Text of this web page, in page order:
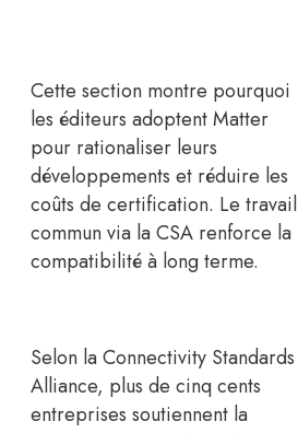
Cette section montre pourquoi
les éditeurs adoptent Matter
pour rationaliser leurs
développements et réduire les
coûts de certification. Le travail
commun via la CSA renforce la
compatibilité à long terme.
Selon la Connectivity Standards
Alliance, plus de cinq cents
entreprises soutiennent la